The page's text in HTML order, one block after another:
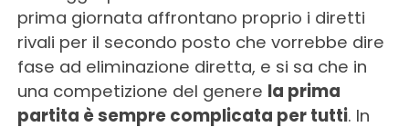
prima giornata affrontano proprio i diretti
rivali per il secondo posto che vorrebbe dire
fase ad eliminazione diretta, e si sa che in
una competizione del genere la prima
partita è sempre complicata per tutti. In